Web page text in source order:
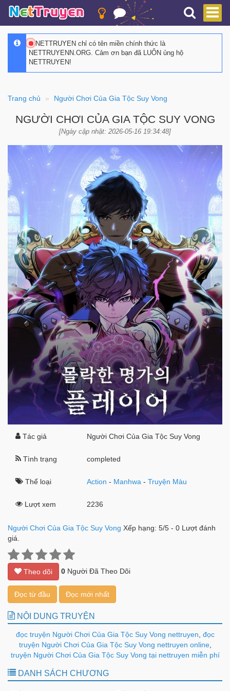
NETTRUYEN chỉ có tên miền chính thức là
NETTRUYENN.ORG. Cảm ơn bạn đã LUÔN ủng hộ
NETTRUYEN!
Trang chủ Người Chơi Của Gia Tộc Suy Vong
NGƯỜI CHƠI CỦA GIA TỘC SUY VONG
[Ngày cập nhật: 2026-05-16 19:34:48]
Tác giả Người Chơi Của Gia Tộc Suy Vong
Tình trạng completed
Thể loại Action - Manhwa -Truyện Màu
Lượt xem 2236
Người Chơi Của Gia Tộc Suy Vong Xếp hạng: 5/5 - 0 Lượt đánh
giá.
Theo dõi 0 Người Đã Theo Dõi
Đọc từ đầu Đọc mới nhất
NỘI DUNG TRUYỆN
đọc truyện Người Chơi Của Gia Tộc Suy Vong nettruyen đọc
truyện Người Chơi Của Gia Tộc Suy Vong nettruyen online,
truyện Người Chơi Của Gia Tộc Suy Vong tại nettruyen miễn phí
DANH SÁCH CHƯƠNG